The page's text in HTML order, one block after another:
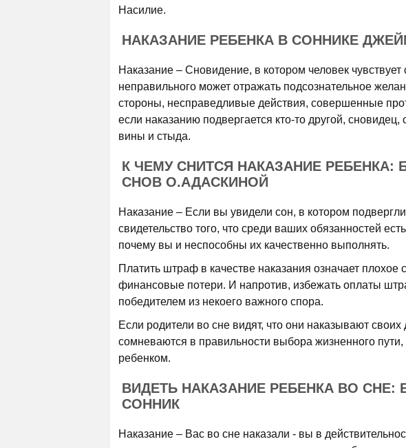
Насилие.
НАКАЗАНИЕ РЕБЕНКА В СОННИКЕ
Наказание – Сновидение, в котором человек
неправильного может отражать подсознательное
стороны, несправедливые действия, совершенные
если наказанию подвергается кто-то другой,
вины и стыда.
К ЧЕМУ СНИТСЯ НАКАЗАНИЕ
СНОВ О.АДАСКИНОЙ
Наказание – Если вы увидели сон, в котором
свидетельство того, что среди ваших обязанностей
почему вы и неспособны их качественно выполнять.
Платить штраф в качестве наказания означает плохое
финансовые потери. И напротив, избежать оплаты
победителем из некоего важного спора.
Если родители во сне видят, что они наказывают своих
сомневаются в правильности выбора жизненного
ребенком.
ВИДЕТЬ НАКАЗАНИЕ РЕБЕНКА ВО
СОННИК
Наказание – Вас во сне наказали - вы в